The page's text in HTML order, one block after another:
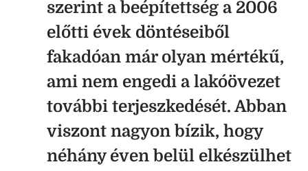
szerint a beépítettség a 2006
előtti évek döntéseiből
fakadóan már olyan mértékű,
ami nem engedi a lakóövezet
további terjeszkedését. Abban
viszont nagyon bízik, hogy
néhány éven belül elkészülhet